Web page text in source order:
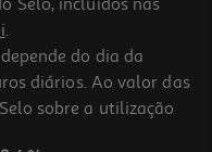
.
do dia da
diários. Ao valor das
sobre a utilização